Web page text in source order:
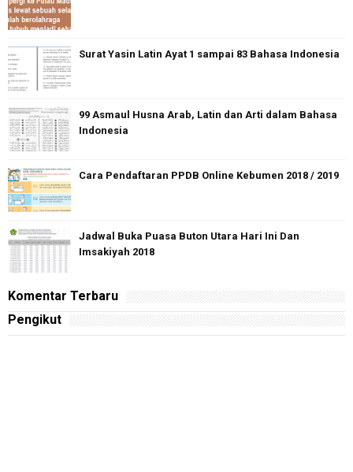
Surat Yasin Latin Ayat 1 sampai 83 Bahasa Indonesia
99 Asmaul Husna Arab, Latin dan Arti dalam Bahasa
Indonesia
Cara Pendaftaran PPDB Online Kebumen 2018 / 2019
Jadwal Buka Puasa Buton Utara Hari Ini Dan
Imsakiyah 2018
Komentar Terbaru
Pengikut